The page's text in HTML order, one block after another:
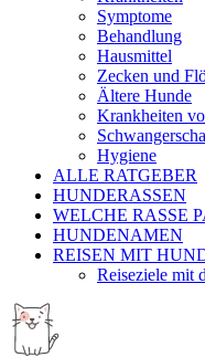
Symptome
Behandlung
Hausmittel
Zecken und
Ältere Hunde
Krankheiten
Hygiene
ALLE RATGEBER
HUNDERASSEN
WELCHE RASSE
HUNDENAMEN
REISEN MIT
Reiseziele mit